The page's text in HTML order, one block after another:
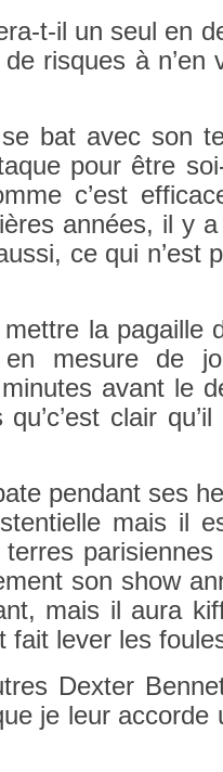
t-il un seul en
ris­ques à n’en
bat avec son
pour être
c’est
années, il y
ce qui n’est
la pagail­le
en mesure de
avant le
qu’c’est clair
pen­dant ses
mais il
parisien­nes
son show
mais il aura
fait lever les
De­xt­er
je leur